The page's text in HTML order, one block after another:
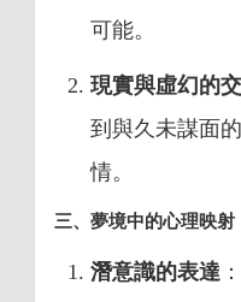
可能。
現實與虛幻的
到與久未謀面
情。
三、夢境中的心理映射
潛意識的表達